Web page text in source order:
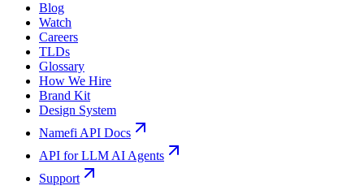
Blog
Watch
Careers
TLDs
Glossary
How We Hire
Brand Kit
Design System
Namefi API Docs
API for LLM AI Agents
Support